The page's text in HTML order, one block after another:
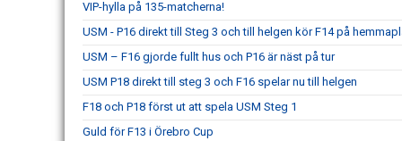
VIP-hylla på 135-matcherna!
USM - P16 direkt till Steg 3 och till helgen kör F14 på
USM – F16 gjorde fullt hus och P16 är näst på tur
USM P18 direkt till steg 3 och F16 spelar nu till helgen
F18 och P18 först ut att spela USM Steg 1
Guld för F13 i Örebro Cup